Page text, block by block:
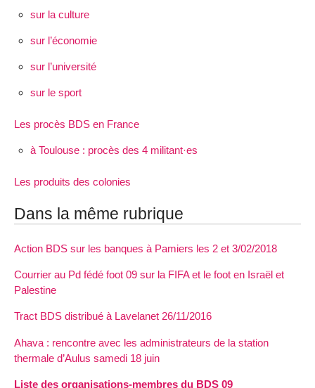
sur la culture
sur l’économie
sur l’université
sur le sport
Les procès BDS en France
à Toulouse : procès des 4 militant·es
Les produits des colonies
Dans la même rubrique
Action BDS sur les banques à Pamiers les 2 et 3/02/2018
Courrier au Pd fédé foot 09 sur la FIFA et le foot en Israël et
Palestine
Tract BDS distribué à Lavelanet 26/11/2016
Ahava : rencontre avec les administrateurs de la station
thermale d’Aulus samedi 18 juin
Liste des organisations-membres du BDS 09